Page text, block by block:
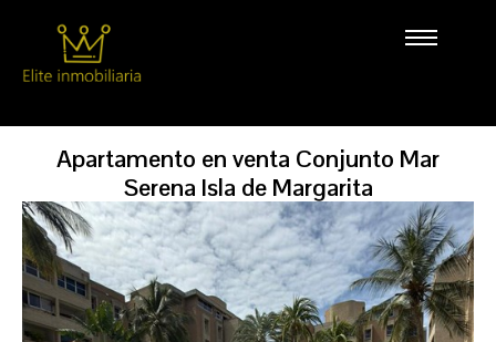
Apartamento en venta Conjunto Mar
Serena Isla de Margarita